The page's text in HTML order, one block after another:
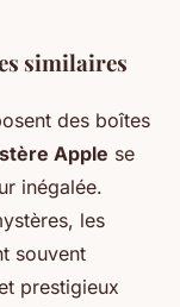
similaires
des boîtes
Apple se
inégalée.
les
souvent
prestigieux